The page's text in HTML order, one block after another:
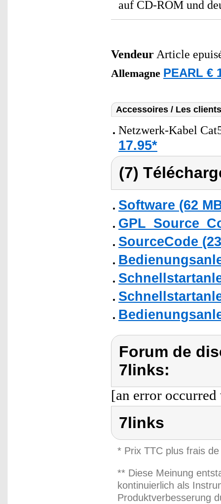
auf CD-ROM und
Vendeur Article
Allemagne PEARL €
Accessoires / Les
Netzwerk-Kabel
17.95*
(7)
Software (62
SourceCode
Forum de
7links:
[an error
7links
* Prix TTC plus frais
** Diese Meinung
kontinuierlich als
Produktverbesserung